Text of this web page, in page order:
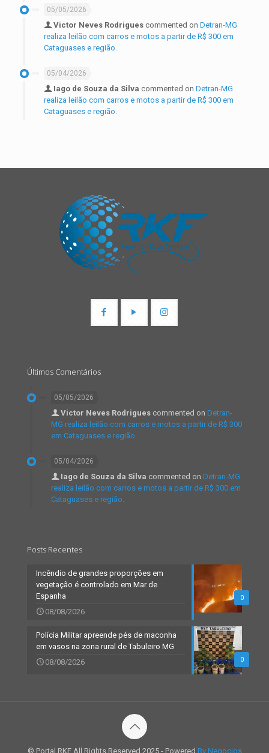
05/05/2026
Victor Neves Rodrigues commented on Detran-MG
realiza leilão com carros e motos a partir de R$ 300 em
Cataguases e região.
05/04/2026
Iago de Souza da Silva commented on Detran-MG
realiza leilão com carros e motos a partir de R$ 300 em
Cataguases e região.
Últimos Comentários
05/05/2026
Victor Neves Rodrigues commented on Detran-
MG realiza leilão com carros e motos a partir de R$ 300
em Cataguases e região.
05/04/2026
Iago de Souza da Silva commented on Detran-MG
realiza leilão com carros e motos a partir de R$ 300 em
Cataguases e região.
Posts Recentes
0
Incêndio de grandes proporções em
vegetação é controlado em Mar de
Espanha
08/08/2026
0
Polícia Militar apreende pés de maconha
em vasos na zona rural de Tabuleiro MG
08/08/2026
© Portal RKF All Rights Reserved 2025 - Powered By Negocios